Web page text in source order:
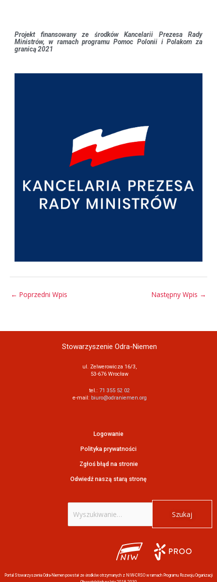
Projekt finansowany ze środków Kancelarii Prezesa Rady
Ministrów, w ramach programu Pomoc Polonii i Polakom za
granicą 2021
← Poprzedni Wpis Następny Wpis →
Stowarzyszenie Odra-Niemen
ul. Zelwerowicza 16/3,
53-676 Wrocław
tel.: 71 355 52 02
e-mail: biuro@odraniemen.org
Logowanie
Polityka prywatności
Zgłoś błąd na stronie
Odwiedź naszą starą stronę
Szukaj
dla:
Portal Stowarzyszenia Odra-Niemen powstał ze środków otrzymanych z NIW-CRSO w ramach Programu Rozwoju Organizacji